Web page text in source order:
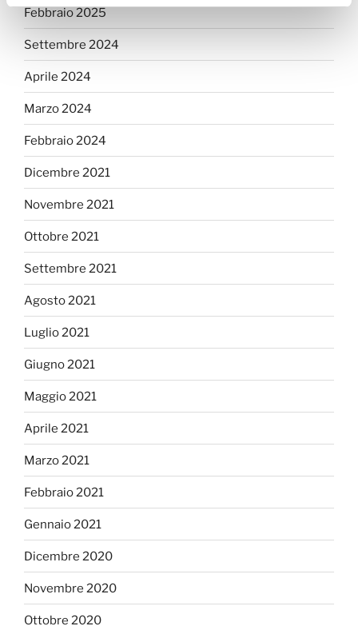
Febbraio 2025
Settembre 2024
Aprile 2024
Marzo 2024
Febbraio 2024
Dicembre 2021
Novembre 2021
Ottobre 2021
Settembre 2021
Agosto 2021
Luglio 2021
Giugno 2021
Maggio 2021
Aprile 2021
Marzo 2021
Febbraio 2021
Gennaio 2021
Dicembre 2020
Novembre 2020
Ottobre 2020